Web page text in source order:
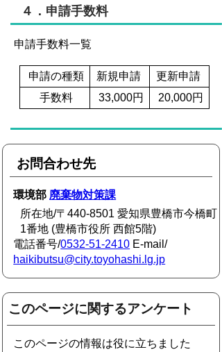
４．申請手数料
申請手数料一覧
申請の種類 新規申請
更新申請
手数料
33,000円 20,000円
お問合わせ先
環境部 廃棄物対策課
所在地/〒440-8501 愛知県豊橋市今橋町
1番地 (豊橋市役所 西館5階)
電話番号/0532-51-2410 E-mail/
haikibutsu@city.toyohashi.lg.jp
このページに関するアンケート
このページの情報は役に立ちました